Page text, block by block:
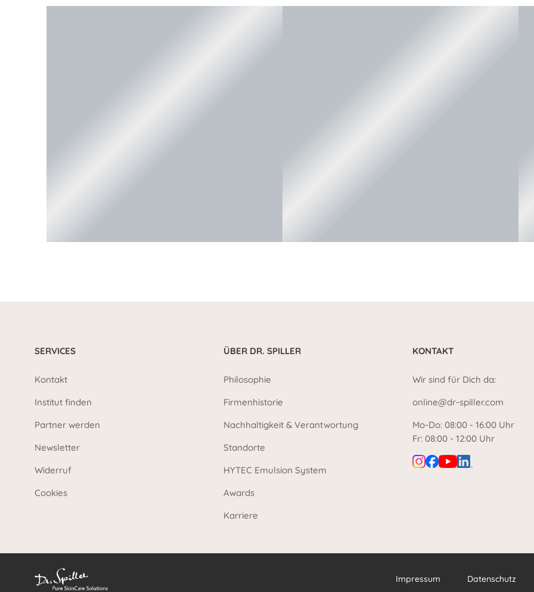
SERVICES
Kontakt
Institut finden
Partner werden
Newsletter
Widerruf
Cookies
ÜBER DR. SPILLER
Philosophie
Firmenhistorie
Nachhaltigkeit & Verantwortung
Standorte
HYTEC Emulsion System
Awards
Karriere
KONTAKT
Wir sind für Dich da:
online@dr-spiller.com
Mo-Do: 08:00 - 16:00 Uhr
Fr: 08:00 - 12:00 Uhr
Impressum Datenschutz